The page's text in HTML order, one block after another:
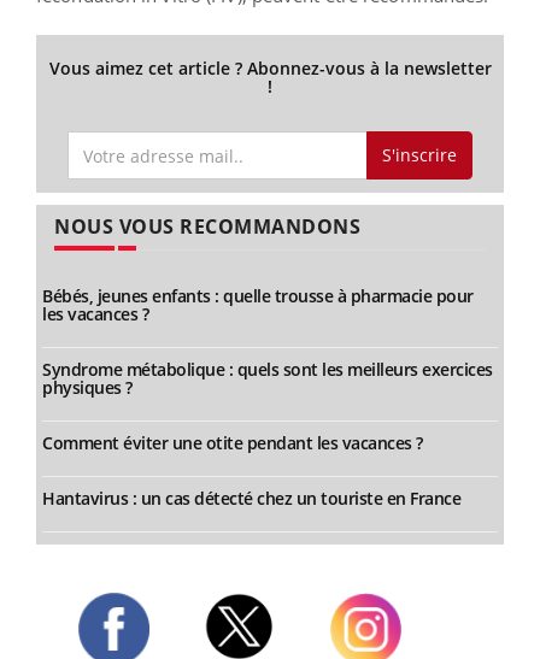
Vous aimez cet article ? Abonnez-vous à la newsletter
!
S'inscrire
NOUS VOUS RECOMMANDONS
Bébés, jeunes enfants : quelle trousse à pharmacie pour
les vacances ?
Syndrome métabolique : quels sont les meilleurs exercices
physiques ?
Comment éviter une otite pendant les vacances ?
Hantavirus : un cas détecté chez un touriste en France